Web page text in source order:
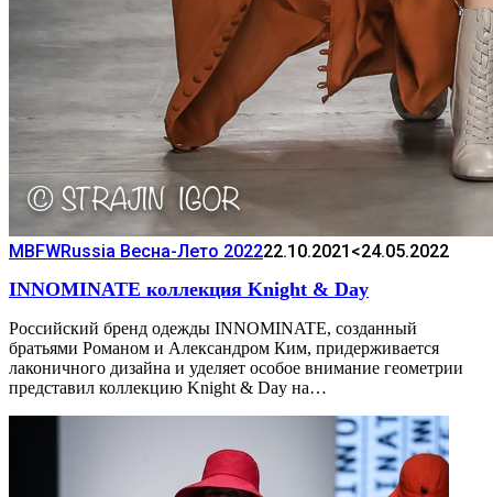
MBFWRussia Весна-Лето 202222.10.2021 <24.05.2022
INNOMINATE коллекция Knight & Day
Российский бренд одежды INNOMINATE, созданный
братьями Романом и Александром Ким, придерживается
лаконичного дизайна и уделяет особое внимание геометрии
представил коллекцию Knight & Day на…